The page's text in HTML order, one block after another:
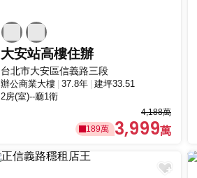
大安站高樓住辦
台北市大安區信義路三段
辦公商業大樓 37.8年 建坪33.51
2房(室)--廳1衛
4,188萬
189萬
3,999